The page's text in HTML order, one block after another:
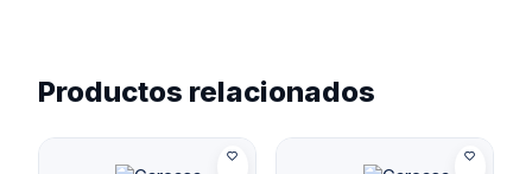
Productos relacionados